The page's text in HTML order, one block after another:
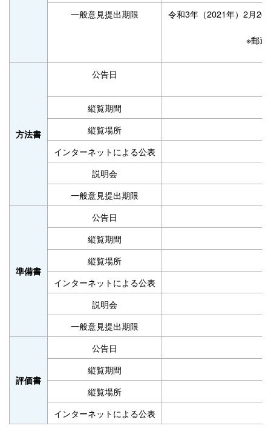
一般意見提出期限 令和3年（2021年）2月26
※郵送
方法書
公告日
縦覧期間
縦覧場所
インターネットによる公表
説明会
一般意見提出期限
準備書
公告日
縦覧期間
縦覧場所
インターネットによる公表
説明会
一般意見提出期限
評価書
公告日
縦覧期間
縦覧場所
インターネットによる公表